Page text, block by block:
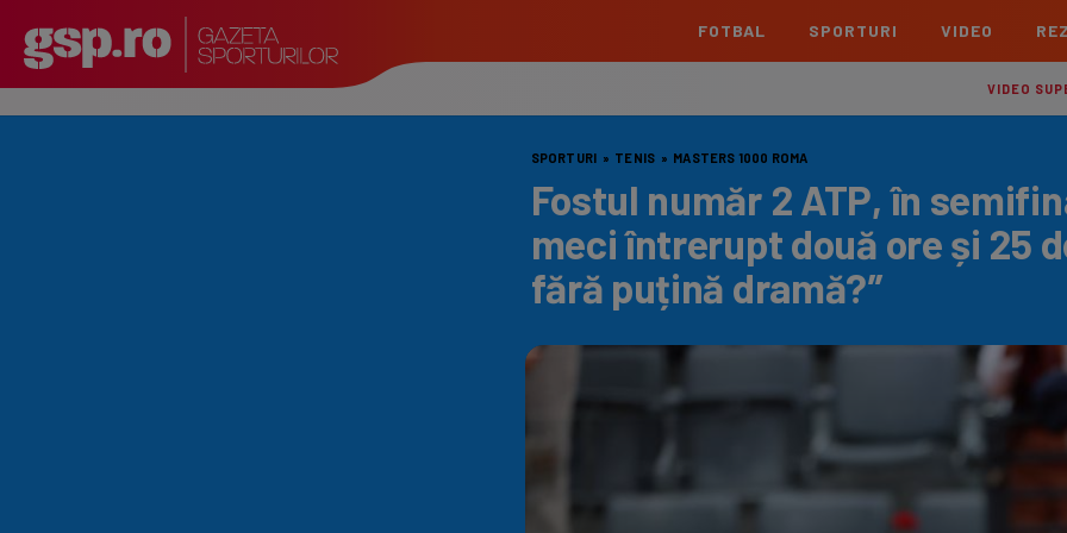
FOTBAL
Echipe
Liga 2
Echipe Meciuri
Cupa României Betano
Echipe Meciuri
Echipe
Echipe
SPORTURI VIDEO
VIDEO
SPORTURI » TENIS » MASTERS 1000 ROMA
Fostul număr 2 ATP, în
meci întrerupt două ore și 25
fără puțină dramă?”